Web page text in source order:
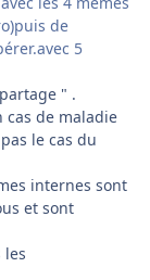
de
5
" .
cas de maladie
le cas du
internes sont
et sont
les